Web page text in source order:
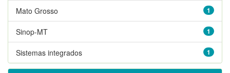
1
Mato Grosso
1
Sinop-MT
1
Sistemas integrados